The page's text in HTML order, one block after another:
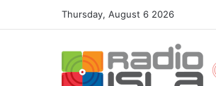
Thursday, August 6 2026